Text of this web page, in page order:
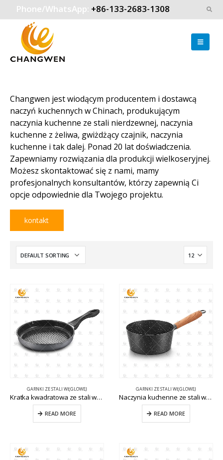
Phone/WhatsApp: +86-133-2683-1308
Changwen jest wiodącym producentem i dostawcą
naczyń kuchennych w Chinach, produkującym
naczynia kuchenne ze stali nierdzewnej, naczynia
kuchenne z żeliwa, gwiżdżący czajnik, naczynia
kuchenne i tak dalej. Ponad 20 lat doświadczenia.
Zapewniamy rozwiązania dla produkcji wielkoseryjnej.
Możesz skontaktować się z nami, mamy
profesjonalnych konsultantów, którzy zapewnią Ci
opcje odpowiednie dla Twojego projektu.
kontakt
GARNKI ZE STALI WĘGLOWEJ
Kratka kwadratowa ze stali węglowej CW-CS030
READ MORE
GARNKI ZE STALI WĘGLOWEJ
Naczynia kuchenne ze stali węglowej CW-CS023
READ MORE